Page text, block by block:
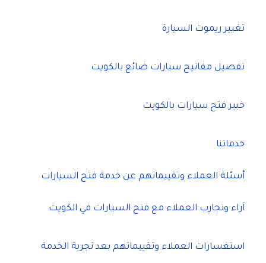
تغيير ريموت السيارة
تفصيل مفاتيح سيارات ضائع بالكويت
خبير فتح سيارات بالكويت
خدماتنا
أسئلة العملاء وتقييماتهم عن خدمة فتح السيارات
آراء وتجارب العملاء مع فتح السيارات في الكويت
استفسارات العملاء وتقييماتهم بعد تجربة الخدمة